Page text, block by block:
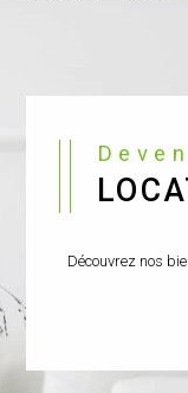
Découvrez nos